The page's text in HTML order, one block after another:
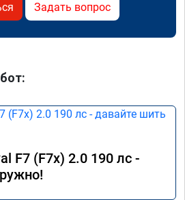
Задать вопрос
F7 (F7x) 2.0 190 лс -